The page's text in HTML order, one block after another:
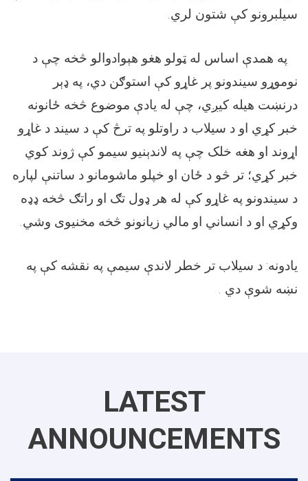
سیلبرونو کې شتون لري.
په همدې اساس له ټولو هغو هېوادوالو څخه چې د
نوموړو سیندونو پر غاړو کې استوګن دي، په ډېر
درنښت هیله کیږي، چې له یادې موضوع څخه ځانونه
خبر کړي او د سیلاب د راوتلو په ترڅ کې د سیند د غاړو
اړوند او هغه خلک چې په لاندېنیو سیمو کې ژوند کوي
خبر کړي؛ تر څو د ځان او خپلو ماشومانو د ساتنې لپاره
د سیندونو په غاړو کې له هر ډول تګ او راتګ څخه ډډه
وکړي او د انساني او مالي زیانونو څخه مخنیوی وشي.
يادونه: د سيلاب تر خطر لاندې سيمې په نقشه کې په
نښه شوې دي .
LATEST
ANNOUNCEMENTS